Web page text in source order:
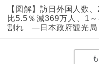
【図解】訪日外国人数
比5.5％減369万人、1
割れ ―日本政府観光局